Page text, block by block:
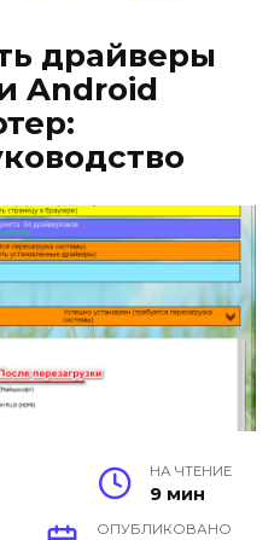
драйверы
Android
НА ЧТЕНИЕ
9 мин
ОПУБЛИКОВАНО